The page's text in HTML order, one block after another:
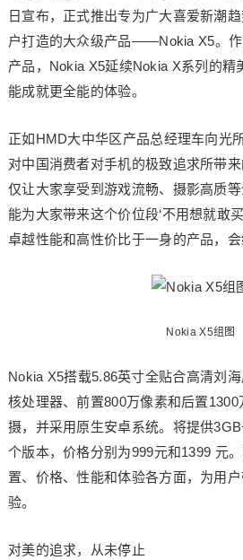
日宣布，正式推出专为广大喜爱新潮
户打造的大众级产品——Nokia X5。
产品，Nokia X5延续Nokia X系列的精
能成就更全能的体验。
正如HMD大中华区产品总经理车向光
对中国消费者对手机的极致追求所带
仅让大家享受到游戏流畅、摄影高质
能为大家带来这个价位段‘不用想就敢
卓越性能和高性价比于一身的产品，
Nokia X5组图
Nokia X5搭载5.86英寸全贴合高清刘
核处理器、前置800万像素和后置
摄，并采用原生安卓系统。将提供
个版本，价格分别为999元和1399 元
置、价格、性能和体验各方面，为用
验。
对美的追求，从未停止